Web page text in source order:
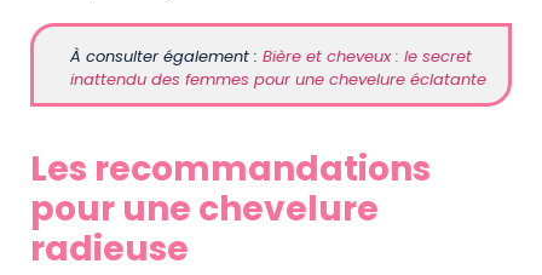
À consulter également : Bière et cheveux : le secret
inattendu des femmes pour une chevelure éclatante
Les recommandations
pour une chevelure
radieuse